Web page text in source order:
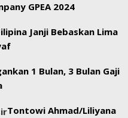
GPEA 2024
Janji Bebaskan Lima
1 Bulan, 3 Bulan Gaji
Tontowi Ahmad/Liliyana